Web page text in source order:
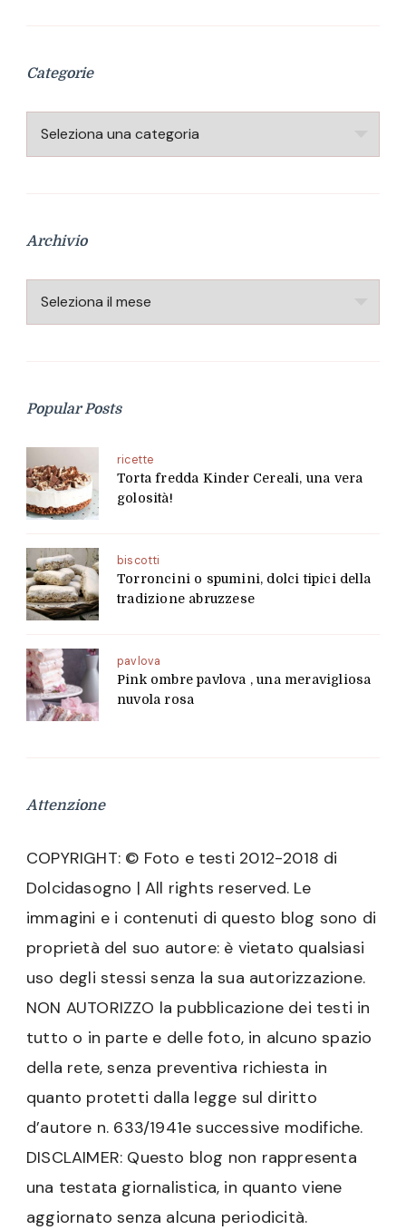
Categorie
Categorie
Archivio
Archivio
Popular Posts
ricette
Torta fredda Kinder Cereali, una vera
golosità!
biscotti
Torroncini o spumini, dolci tipici della
tradizione abruzzese
pavlova
Pink ombre pavlova , una meravigliosa
nuvola rosa
Attenzione
COPYRIGHT: © Foto e testi 2012-2018 di
Dolcidasogno | All rights reserved. Le
immagini e i contenuti di questo blog sono di
proprietà del suo autore: è vietato qualsiasi
uso degli stessi senza la sua autorizzazione.
NON AUTORIZZO la pubblicazione dei testi in
tutto o in parte e delle foto, in alcuno spazio
della rete, senza preventiva richiesta in
quanto protetti dalla legge sul diritto
d’autore n. 633/1941e successive modifiche.
DISCLAIMER: Questo blog non rappresenta
una testata giornalistica, in quanto viene
aggiornato senza alcuna periodicità.